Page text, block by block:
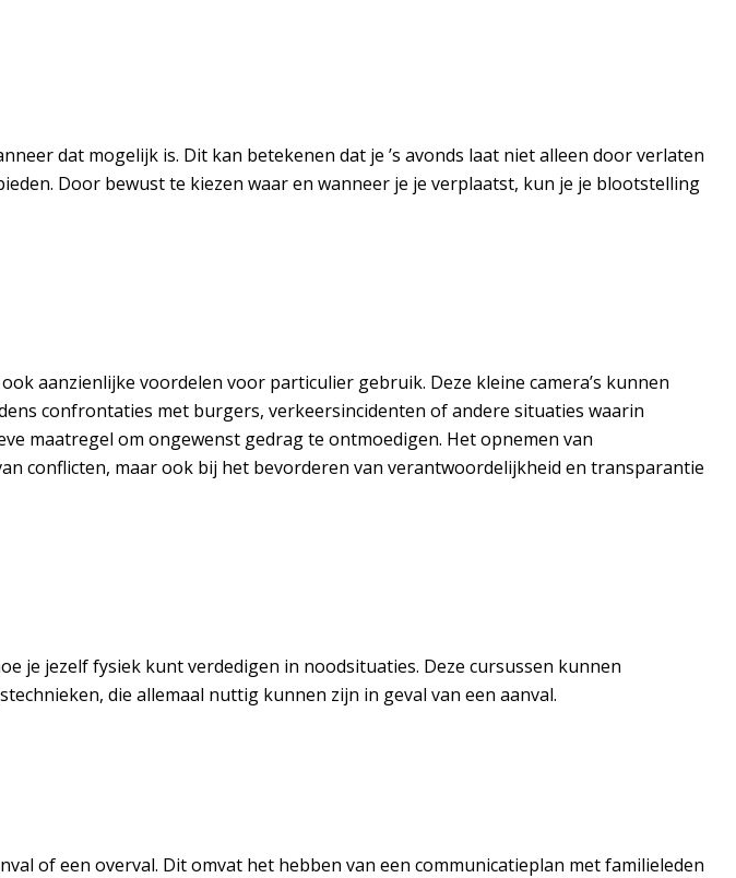
dat mogelijk is. Dit kan betekenen dat je ’s avonds laat niet alleen door verlaten
Door bewust te kiezen waar en wanneer je je verplaatst, kun je je blootstelling
aanzienlijke voordelen voor particulier gebruik. Deze kleine camera’s kunnen
confrontaties met burgers, verkeersincidenten of andere situaties waarin
maatregel om ongewenst gedrag te ontmoedigen. Het opnemen van
conflicten, maar ook bij het bevorderen van verantwoordelijkheid en transparantie
je jezelf fysiek kunt verdedigen in noodsituaties. Deze cursussen kunnen
die allemaal nuttig kunnen zijn in geval van een aanval.
of een overval. Dit omvat het hebben van een communicatieplan met familieleden